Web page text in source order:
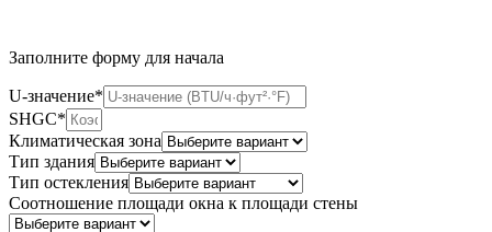
Заполните форму для начала
U-значение*
SHGC*
Климатическая зона
Тип здания
Тип остекления
Соотношение площади окна к площади стены